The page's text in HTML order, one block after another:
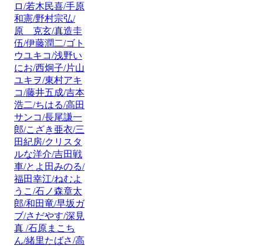
ロ/若木民喜/手原
和憲/野村宗弘/
原 克玄/真造圭
伍/伊藤潤二/ゴト
ウユキコ/浅野い
にお/西炯子/片山
ユキヲ/東村アキ
コ/藤井五成/吉本
浩二/ちはる/高田
サンコ/長尾謙一
郎/こざき亜衣/三
田紀房/クリスタ
ルな洋介/吉田戦
車/とよ田みのる/
福田幸江/ねむよ
うこ/石ノ森章太
郎/和田竜/早坂ガ
ブ/さだやす/深見
真 /石原まこち
ん/緒里たばさ/高